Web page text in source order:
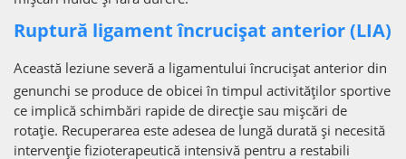
Ruptură ligament încrucișat anterior (LIA)
Această leziune severă a ligamentului încrucișat anterior din
genunchi se produce de obicei în timpul activităților sportive
ce implică schimbări rapide de direcție sau mișcări de
rotație. Recuperarea este adesea de lungă durată și necesită
intervenție fizioterapeutică intensivă pentru a restabili